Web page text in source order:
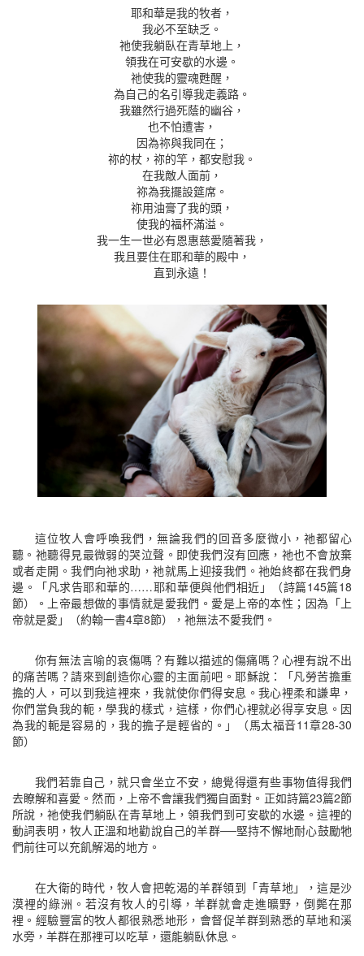
耶和華是我的牧者，
我必不至缺乏。
祂使我躺臥在青草地上，
領我在可安歇的水邊。
祂使我的靈魂甦醒，
為自己的名引導我走義路。
我雖然行過死蔭的幽谷，
也不怕遭害，
因為祢與我同在；
祢的杖，祢的竿，都安慰我。
在我敵人面前，
祢為我擺設筵席。
祢用油膏了我的頭，
使我的福杯滿溢。
我一生一世必有恩惠慈愛隨著我，
我且要住在耶和華的殿中，
直到永遠！
這位牧人會呼喚我們，無論我們的回音多麼微小，祂都留心
聽。祂聽得見最微弱的哭泣聲。即使我們沒有回應，祂也不會放棄
或者走開。我們向祂求助，祂就馬上迎接我們。祂始終都在我們身
邊。「凡求告耶和華的……耶和華便與他們相近」（詩篇145篇18
節）。上帝最想做的事情就是愛我們。愛是上帝的本性；因為「上
帝就是愛」（約翰一書4章8節），祂無法不愛我們。
你有無法言喻的哀傷嗎？有難以描述的傷痛嗎？心裡有說不出
的痛苦嗎？請來到創造你心靈的主面前吧。耶穌說：「凡勞苦擔重
擔的人，可以到我這裡來，我就使你們得安息。我心裡柔和謙卑，
你們當負我的軛，學我的樣式，這樣，你們心裡就必得享安息。因
為我的軛是容易的，我的擔子是輕省的。」（馬太福音11章28-30
節）
我們若靠自己，就只會坐立不安，總覺得還有些事物值得我們
去瞭解和喜愛。然而，上帝不會讓我們獨自面對。正如詩篇23篇2節
所說，祂使我們躺臥在青草地上，領我們到可安歇的水邊。這裡的
動詞表明，牧人正溫和地勸說自己的羊群──堅持不懈地耐心鼓勵牠
們前往可以充飢解渴的地方。
在大衛的時代，牧人會把乾渴的羊群領到「青草地」，這是沙
漠裡的綠洲。若沒有牧人的引導，羊群就會走進曠野，倒斃在那
裡。經驗豐富的牧人都很熟悉地形，會督促羊群到熟悉的草地和溪
水旁，羊群在那裡可以吃草，還能躺臥休息。